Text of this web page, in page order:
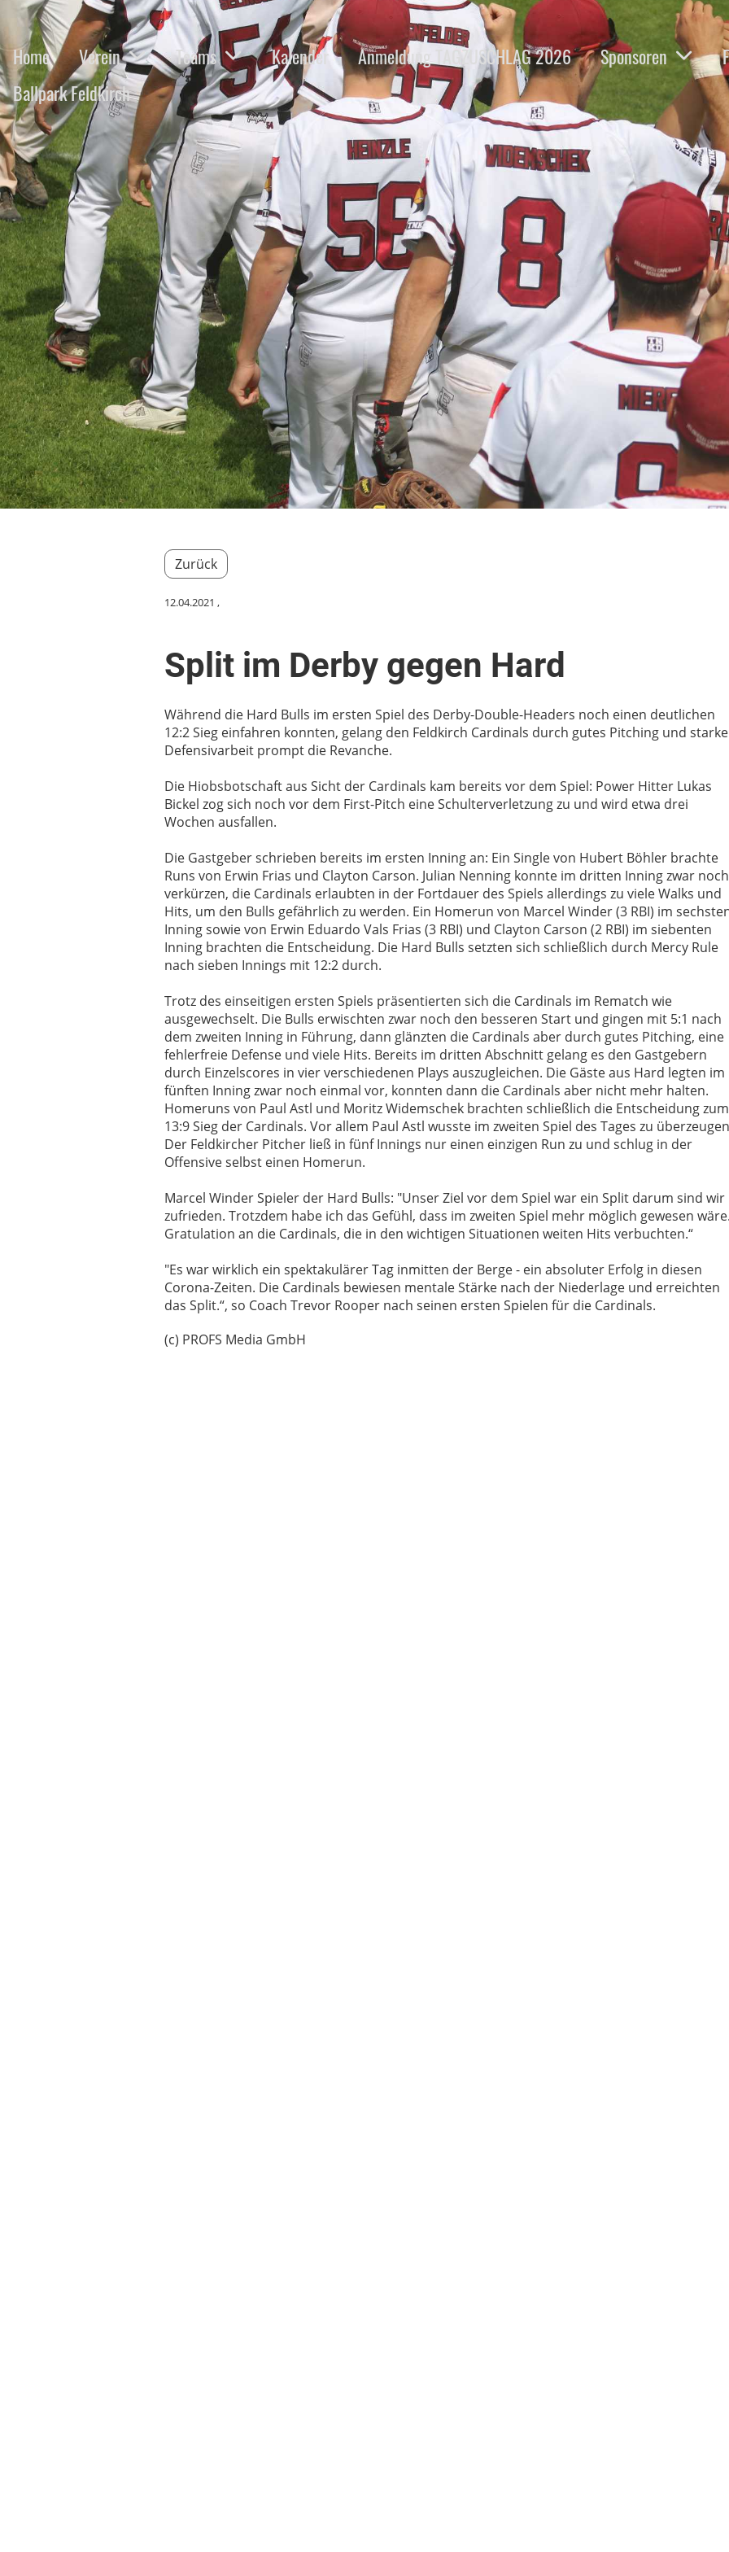
Home Verein Teams Kalender Anmeldung TAGZUSCHLAG 2026 Sponsoren
Ballpark Feldkirch
Zurück
12.04.2021 ,
Split im Derby gegen Hard
Während die Hard Bulls im ersten Spiel des Derby-Double-Headers noch einen deutlichen
12:2 Sieg einfahren konnten, gelang den Feldkirch Cardinals durch gutes Pitching und starke
Defensivarbeit prompt die Revanche.
Die Hiobsbotschaft aus Sicht der Cardinals kam bereits vor dem Spiel: Power Hitter Lukas
Bickel zog sich noch vor dem First-Pitch eine Schulterverletzung zu und wird etwa drei
Wochen ausfallen.
Die Gastgeber schrieben bereits im ersten Inning an: Ein Single von Hubert Böhler brachte
Runs von Erwin Frias und Clayton Carson. Julian Nenning konnte im dritten Inning zwar noch
verkürzen, die Cardinals erlaubten in der Fortdauer des Spiels allerdings zu viele Walks und
Hits, um den Bulls gefährlich zu werden. Ein Homerun von Marcel Winder (3 RBI) im
Inning sowie von Erwin Eduardo Vals Frias (3 RBI) und Clayton Carson (2 RBI) im siebenten
Inning brachten die Entscheidung. Die Hard Bulls setzten sich schließlich durch Mercy Rule
nach sieben Innings mit 12:2 durch.
Trotz des einseitigen ersten Spiels präsentierten sich die Cardinals im Rematch wie
ausgewechselt. Die Bulls erwischten zwar noch den besseren Start und gingen mit 5:1 nach
dem zweiten Inning in Führung, dann glänzten die Cardinals aber durch gutes Pitching, eine
fehlerfreie Defense und viele Hits. Bereits im dritten Abschnitt gelang es den Gastgebern
durch Einzelscores in vier verschiedenen Plays auszugleichen. Die Gäste aus Hard legten im
fünften Inning zwar noch einmal vor, konnten dann die Cardinals aber nicht mehr halten.
Homeruns von Paul Astl und Moritz Widemschek brachten schließlich die Entscheidung zum
13:9 Sieg der Cardinals. Vor allem Paul Astl wusste im zweiten Spiel des Tages zu
Der Feldkircher Pitcher ließ in fünf Innings nur einen einzigen Run zu und schlug in der
Offensive selbst einen Homerun.
Marcel Winder Spieler der Hard Bulls: "Unser Ziel vor dem Spiel war ein Split darum sind wir
zufrieden. Trotzdem habe ich das Gefühl, dass im zweiten Spiel mehr möglich gewesen
Gratulation an die Cardinals, die in den wichtigen Situationen weiten Hits verbuchten.“
"Es war wirklich ein spektakulärer Tag inmitten der Berge - ein absoluter Erfolg in diesen
Corona-Zeiten. Die Cardinals bewiesen mentale Stärke nach der Niederlage und erreichten
das Split.“, so Coach Trevor Rooper nach seinen ersten Spielen für die Cardinals.
(c) PROFS Media GmbH